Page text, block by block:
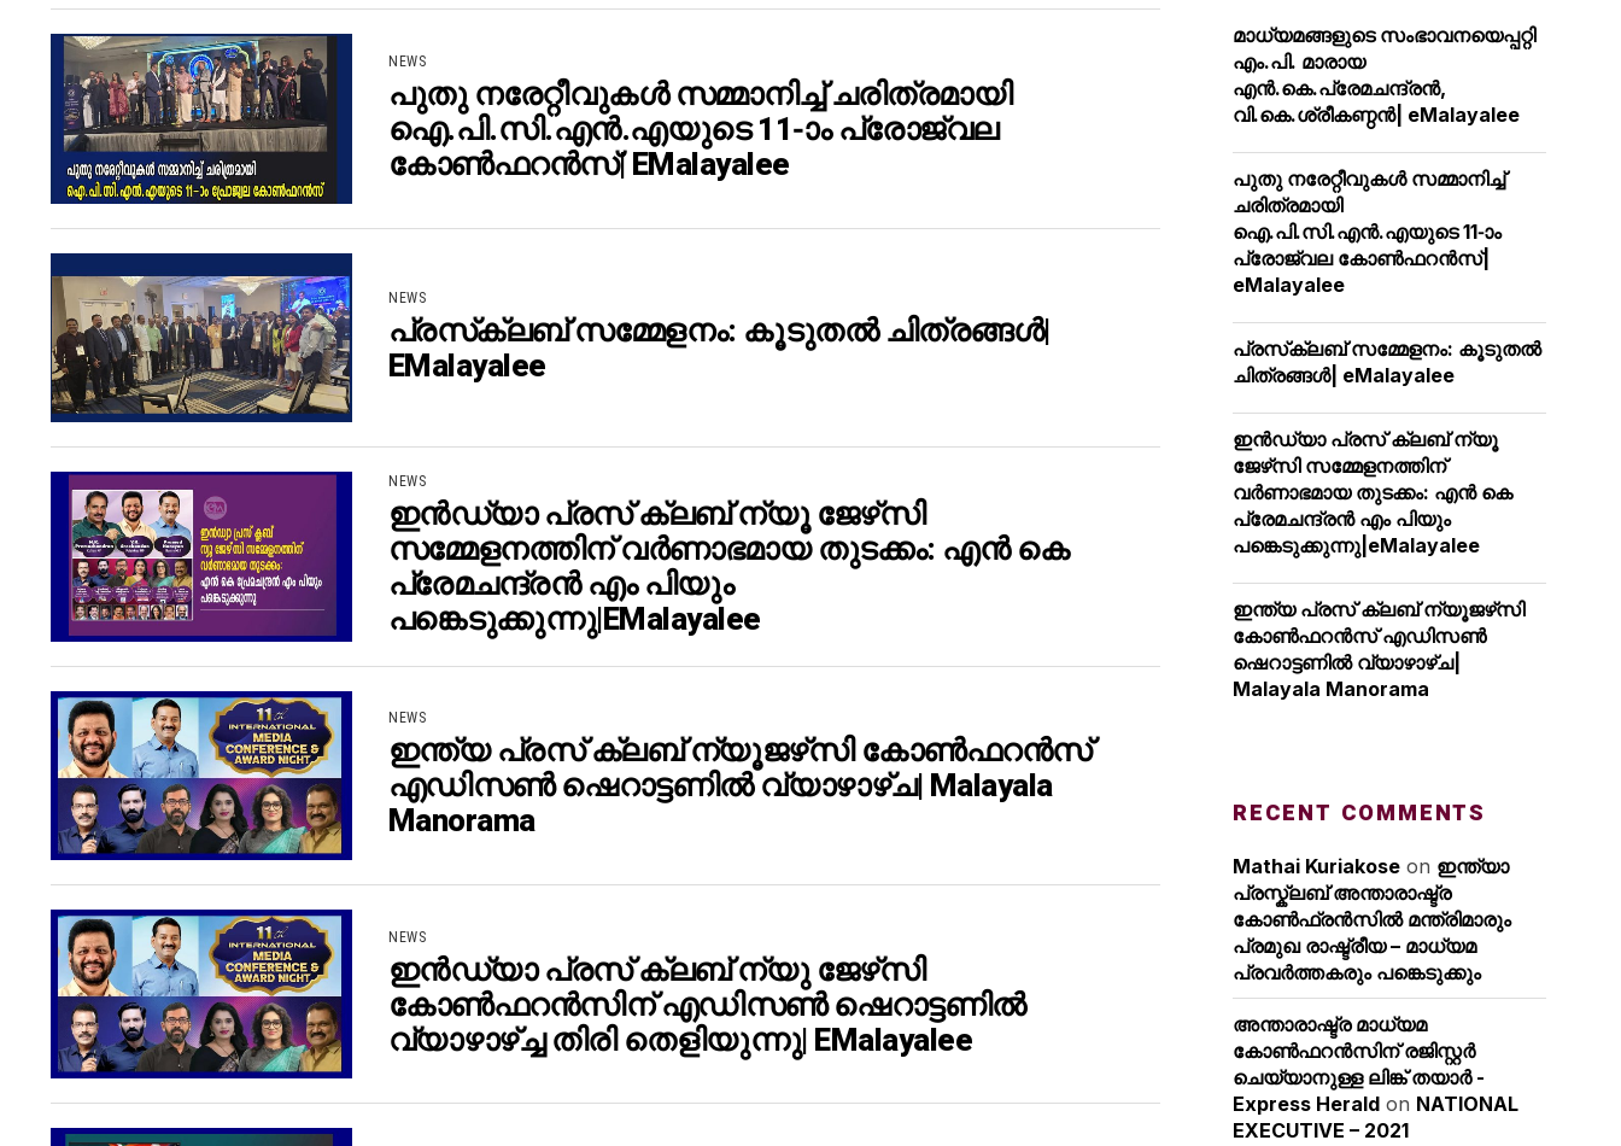
NEWS
പുതു നരേറ്റീവുകള്‍ സമ്മാനിച്ച് ചരിത്രമായി
ഐ.പി.സി.എന്‍.എയുടെ 11-ാം പ്രോജ്വല
കോണ്‍ഫറന്‍സ്| EMalayalee
NEWS
പ്രസ്‌ക്ലബ് സമ്മേളനം: കൂടുതല്‍ ചിത്രങ്ങള്‍|
EMalayalee
NEWS
ഇൻഡ്യാ പ്രസ് ക്ലബ് ന്യൂ ജേഴ്‌സി
സമ്മേളനത്തിന് വർണാഭമായ തുടക്കം: എൻ കെ
പ്രേമചന്ദ്രൻ എം പിയും
പങ്കെടുക്കുന്നു|eMalayalee
NEWS
ഇന്ത്യ പ്രസ് ക്ലബ് ന്യൂജഴ്‌സി കോണ്‍ഫറന്‍സ്
എഡിസൺ ഷെറാട്ടണിൽ വ്യാഴാഴ്ച| Malayala
Manorama
NEWS
ഇൻഡ്യാ പ്രസ് ക്ലബ് ന്യു ജേഴ്‌സി
കോണ്‍ഫറന്‍സിന് എഡിസൺ ഷെറാട്ടണിൽ
വ്യാഴാഴ്ച്ച തിരി തെളിയുന്നു| EMalayalee
മാധ്യമങ്ങളുടെ സംഭാവനയെപ്പറ്റി
എം.പി. മാരായ
എന്‍.കെ.പ്രേമചന്ദ്രന്‍,
വി.കെ.ശ്രീകണ്ഠന്‍| eMalayalee
പുതു നരേറ്റീവുകള്‍ സമ്മാനിച്ച്
ചരിത്രമായി
ഐ.പി.സി.എന്‍.എയുടെ 11-ാം
പ്രോജ്വല കോണ്‍ഫറന്‍സ്|
eMalayalee
പ്രസ്‌ക്ലബ് സമ്മേളനം: കൂടുതല്‍
ചിത്രങ്ങള്‍| eMalayalee
ഇൻഡ്യാ പ്രസ് ക്ലബ് ന്യൂ
ജേഴ്‌സി സമ്മേളനത്തിന്
വർണാഭമായ തുടക്കം: എൻ കെ
പ്രേമചന്ദ്രൻ എം പിയും
പങ്കെടുക്കുന്നു|eMalayalee
ഇന്ത്യ പ്രസ് ക്ലബ് ന്യൂജഴ്‌സി
കോണ്‍ഫറന്‍സ് എഡിസൺ
ഷെറാട്ടണിൽ വ്യാഴാഴ്ച|
Malayala Manorama
RECENT COMMENTS
Mathai Kuriakose on ഇന്ത്യാ
പ്രസ്ക്ലബ് അന്താരാഷ്ട്ര
കോൺഫ്രൻസിൽ മന്ത്രിമാരും
പ്രമുഖ രാഷ്ട്രീയ – മാധ്യമ
പ്രവർത്തകരും പങ്കെടുക്കും
അന്താരാഷ്ട്ര മാധ്യമ
കോണ്‍ഫറന്‍സിന് രജിസ്റ്റര്‍
ചെയ്യാനുള്ള ലിങ്ക് തയാര്‍ -
Express Herald on NATIONAL
EXECUTIVE – 2021